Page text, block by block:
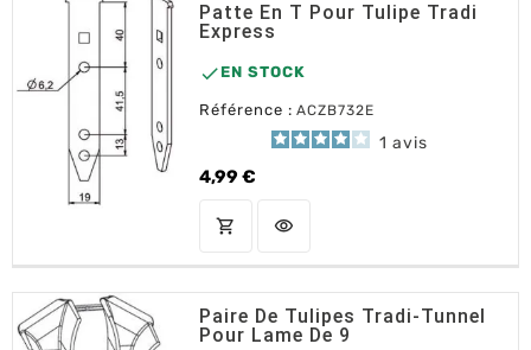
Patte En T Pour Tulipe Tradi
Express
 EN STOCK
Référence : ACZB732E
1 avis
4,99 €
Prix
shopping_cart AJOUTER AU PANIER
visibility
Paire De Tulipes Tradi-Tunnel
Pour Lame De 9